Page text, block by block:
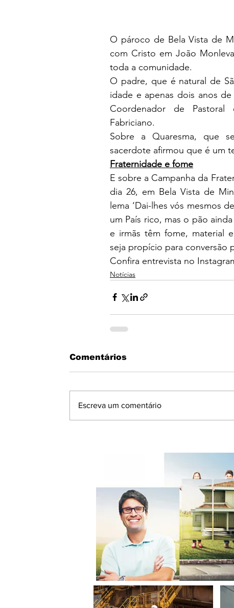
O pároco de Bela Vista de
com Cristo em João
toda a comunidade.
O padre, que é natural de
idade e apenas dois anos
Coordenador de
Fabriciano.
Sobre a Quaresma, que
sacerdote afirmou que é um
Fraternidade e fome
E sobre a Campanha da
dia 26, em Bela Vista de
lema ‘Dai-lhes vós mesmos
um País rico, mas o pão
e irmãs têm fome, material
seja propício para conversão
Confira entrevista no
Notícias
Comentários
Escreva um comentário